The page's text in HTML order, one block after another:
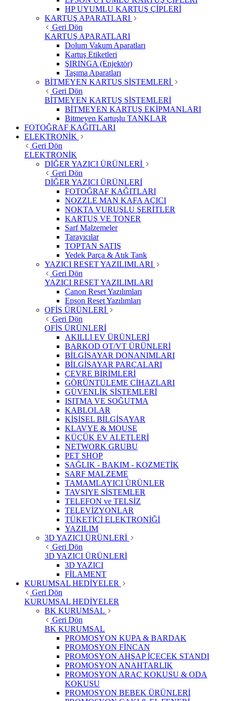
HP UYUMLU KARTUŞ ÇİPLERİ
KARTUŞ APARATLARI
Geri Dön
KARTUŞ APARATLARI
Dolum Vakum Aparatları
Kartuş Etiketleri
ŞIRINGA (Enjektör)
Taşıma Aparatları
BİTMEYEN KARTUŞ SİSTEMLERİ
Geri Dön
BİTMEYEN KARTUŞ SİSTEMLERİ
BİTMEYEN KARTUŞ EKİPMANLARI
Bitmeyen Kartuşlu TANKLAR
FOTOĞRAF KAĞITLARI
ELEKTRONİK
Geri Dön
ELEKTRONİK
DİĞER YAZICI ÜRÜNLERİ
Geri Dön
DİĞER YAZICI ÜRÜNLERİ
FOTOĞRAF KAĞITLARI
NOZZLE MAN KAFA AÇICI
NOKTA VURUŞLU ŞERİTLER
KARTUŞ VE TONER
Sarf Malzemeler
Tarayıcılar
TOPTAN SATIŞ
Yedek Parça & Atık Tank
YAZICI RESET YAZILIMLARI
Geri Dön
YAZICI RESET YAZILIMLARI
Canon Reset Yazılımları
Epson Reset Yazılımları
OFİS ÜRÜNLERİ
Geri Dön
OFİS ÜRÜNLERİ
AKILLI EV ÜRÜNLERİ
BARKOD OT/VT ÜRÜNLERİ
BİLGİSAYAR DONANIMLARI
BİLGİSAYAR PARÇALARI
ÇEVRE BİRİMLERİ
GÖRÜNTÜLEME CİHAZLARI
GÜVENLİK SİSTEMLERİ
ISITMA VE SOĞUTMA
KABLOLAR
KİŞİSEL BİLGİSAYAR
KLAVYE & MOUSE
KÜÇÜK EV ALETLERİ
NETWORK GRUBU
PET SHOP
SAĞLIK - BAKIM - KOZMETİK
SARF MALZEME
TAMAMLAYICI ÜRÜNLER
TAVSIYE SİSTEMLER
TELEFON ve TELSİZ
TELEVİZYONLAR
TÜKETİCİ ELEKTRONİĞİ
YAZILIM
3D YAZICI ÜRÜNLERİ
Geri Dön
3D YAZICI ÜRÜNLERİ
3D YAZICI
FİLAMENT
KURUMSAL HEDİYELER
Geri Dön
KURUMSAL HEDİYELER
BK KURUMSAL
Geri Dön
BK KURUMSAL
PROMOSYON KUPA & BARDAK
PROMOSYON FİNCAN
PROMOSYON AHŞAP İÇECEK STANDI
PROMOSYON ANAHTARLIK
PROMOSYON ARAÇ KOKUSU & ODA
KOKUSU
PROMOSYON BEBEK ÜRÜNLERİ